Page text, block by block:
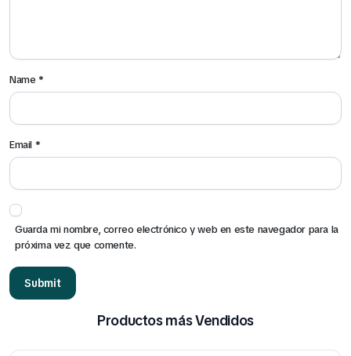
Name*
Email *
Guarda mi nombre, correo electrónico y web en este navegador para la
próxima vez que comente.
Productos más Vendidos